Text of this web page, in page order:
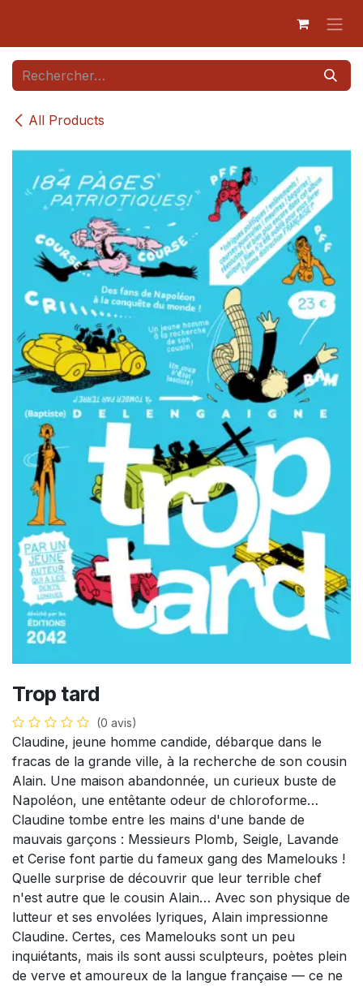
All Products
Trop tard
(0 avis)
Claudine, jeune homme candide, débarque dans le
fracas de la grande ville, à la recherche de son cousin
Alain. Une maison abandonnée, un curieux buste de
Napoléon, une entêtante odeur de chloroforme…
Claudine tombe entre les mains d'une bande de
mauvais garçons : Messieurs Plomb, Seigle, Lavande
et Cerise font partie du fameux gang des Mamelouks !
Quelle surprise de découvrir que leur terrible chef
n'est autre que le cousin Alain… Avec son physique de
lutteur et ses envolées lyriques, Alain impressionne
Claudine. Certes, ces Mamelouks sont un peu
inquiétants, mais ils sont aussi sculpteurs, poètes plein
de verve et amoureux de la langue française — ce ne